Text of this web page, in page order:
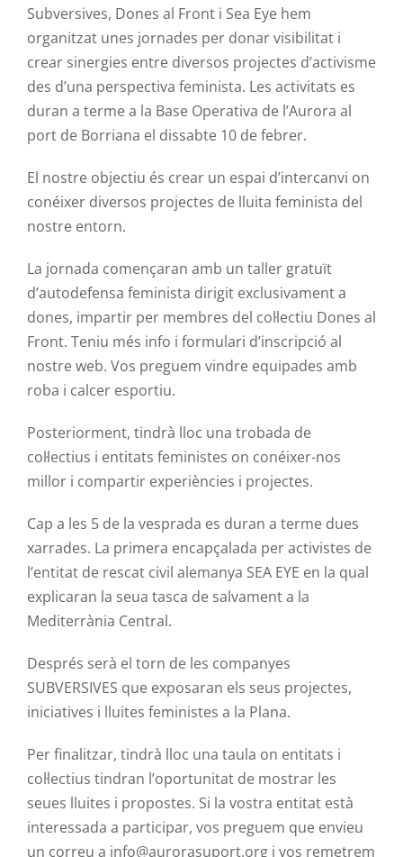
Subversives, Dones al Front i Sea Eye hem
organitzat unes jornades per donar visibilitat i
crear sinergies entre diversos projectes d’activisme
des d’una perspectiva feminista. Les activitats es
duran a terme a la Base Operativa de l’Aurora al
port de Borriana el dissabte 10 de febrer.
El nostre objectiu és crear un espai d’intercanvi on
conéixer diversos projectes de lluita feminista del
nostre entorn.
La jornada començaran amb un taller gratuït
d’autodefensa feminista dirigit exclusivament a
dones, impartir per membres del col·lectiu Dones al
Front. Teniu més info i formulari d’inscripció al
nostre web. Vos preguem vindre equipades amb
roba i calcer esportiu.
Posteriorment, tindrà lloc una trobada de
col·lectius i entitats feministes on conéixer-nos
millor i compartir experiències i projectes.
Cap a les 5 de la vesprada es duran a terme dues
xarrades. La primera encapçalada per activistes de
l’entitat de rescat civil alemanya SEA EYE en la qual
explicaran la seua tasca de salvament a la
Mediterrània Central.
Després serà el torn de les companyes
SUBVERSIVES que exposaran els seus projectes,
iniciatives i lluites feministes a la Plana.
Per finalitzar, tindrà lloc una taula on entitats i
col·lectius tindran l’oportunitat de mostrar les
seues lluites i propostes. Si la vostra entitat està
interessada a participar, vos preguem que envieu
un correu a info@aurorasuport.org i vos remetrem